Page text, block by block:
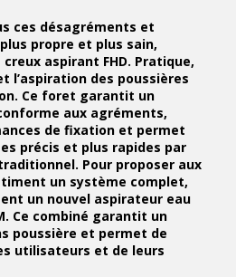
ces désagréments et
propre et plus sain,
aspirant FHD. Pratique,
l’aspiration des poussières
Ce foret garantit un
aux agréments,
de fixation et permet
précis et plus rapides par
Pour proposer aux
un système complet,
un nouvel aspirateur eau
Ce combiné garantit un
poussière et permet de
utilisateurs et de leurs